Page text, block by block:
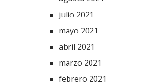
julio 2021
mayo 2021
abril 2021
marzo 2021
febrero 2021